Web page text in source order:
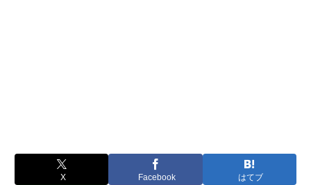
X Facebook はてブ